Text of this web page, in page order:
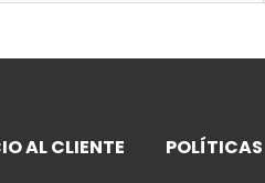
AL CLIENTE POLÍTICAS